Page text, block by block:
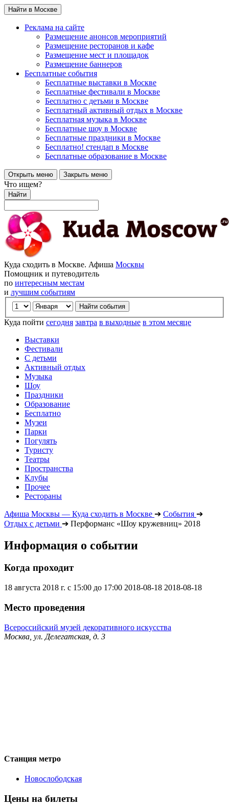
Найти в Москве
Реклама на сайте
Размещение анонсов мероприятий
Размещение ресторанов и кафе
Размещение мест и площадок
Размещение баннеров
Бесплатные события
Бесплатные выставки в Москве
Бесплатные фестивали в Москве
Бесплатно с детьми в Москве
Бесплатный активный отдых в Москве
Бесплатная музыка в Москве
Бесплатные шоу в Москве
Бесплатные праздники в Москве
Бесплатно! стендап в Москве
Бесплатные образование в Москве
Открыть меню Закрыть меню
Что ищем?
Найти
Куда сходить в Москве. Афиша Москвы
Помощник и путеводитель
по интересным местам
и лучшим событиям
Куда пойти сегодня завтра в выходные в этом месяце
Выставки
Фестивали
С детьми
Активный отдых
Музыка
Шоу
Праздники
Образование
Бесплатно
Музеи
Парки
Погулять
Туристу
Театры
Пространства
Клубы
Прочее
Рестораны
Афиша Москвы — Куда сходить в Москве ➔ События ➔
Отдых с детьми ➔ Перформанс «Шоу кружевниц» 2018
Информация о событии
Когда проходит
18 августа 2018 г. с 15:00 до 17:00 2018-08-18 2018-08-18
Место проведения
Всероссийский музей декоративного искусства
Москва, ул. Делегатская, д. 3
Станция метро
Новослободская
Цены на билеты